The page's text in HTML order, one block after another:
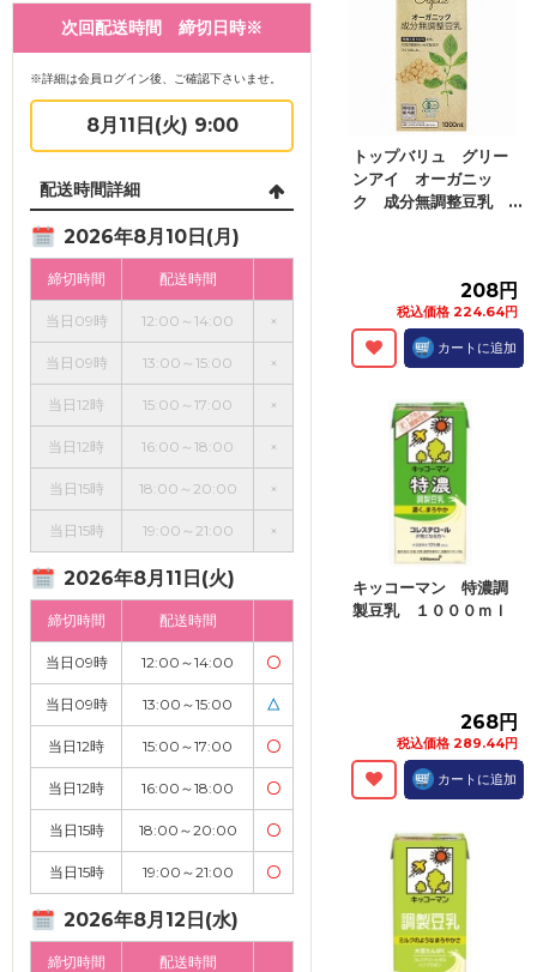
次回配送時間 締切日時※
※詳細は会員ログイン後、ご確認下さいませ。
8月11日(火) 9:00
配送時間詳細
2026年8月10日(月)
締切時間 配送時間
当日09時 12:00～14:00 ×
当日09時 13:00～15:00 ×
当日12時 15:00～17:00 ×
当日12時 16:00～18:00 ×
当日15時 18:00～20:00 ×
当日15時 19:00～21:00 ×
2026年8月11日(火)
締切時間 配送時間
当日09時 12:00～14:00 〇
当日09時 13:00～15:00 △
当日12時 15:00～17:00 〇
当日12時 16:00～18:00 〇
当日15時 18:00～20:00 〇
当日15時 19:00～21:00 〇
2026年8月12日(水)
締切時間 配送時間
トップバリュ グリー
ンアイ オーガニッ
ク 成分無調整豆乳 ...
208円
税込価格 224.64円
カートに追加
キッコーマン 特濃調
製豆乳 １０００ｍｌ
268円
税込価格 289.44円
カートに追加